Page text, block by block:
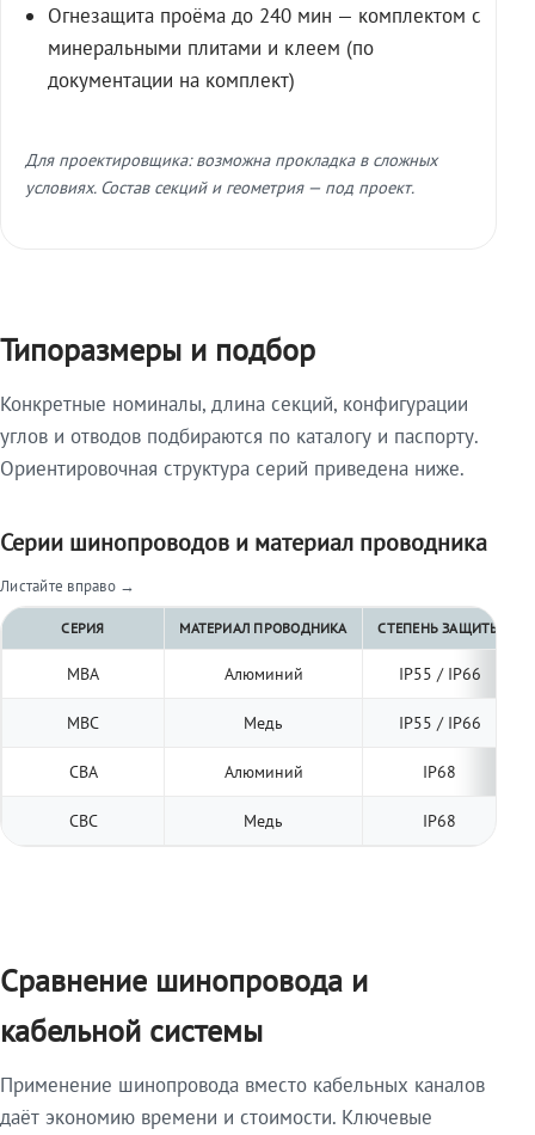
Огнезащита проёма до 240 мин — комплектом с
минеральными плитами и клеем (по
документации на комплект)
Для проектировщика: возможна прокладка в сложных
условиях. Состав секций и геометрия — под проект.
Типоразмеры и подбор
Конкретные номиналы, длина секций, конфигурации
углов и отводов подбираются по каталогу и паспорту.
Ориентировочная структура серий приведена ниже.
Серии шинопроводов и материал проводника
Листайте вправо →
СЕРИЯ МАТЕРИАЛ ПРОВОДНИКА СТЕПЕНЬ ЗАЩИТЫ
МВА Алюминий IP55 / IP66
МВС Медь IP55 / IP66
СВА Алюминий IP68
СВС Медь IP68
Сравнение шинопровода и
кабельной системы
Применение шинопровода вместо кабельных каналов
даёт экономию времени и стоимости. Ключевые